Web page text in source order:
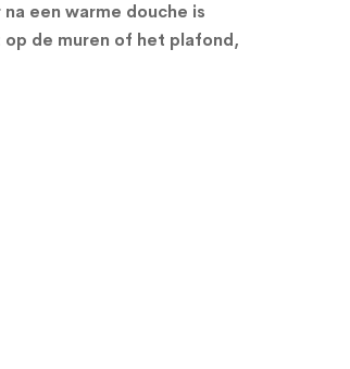
een warme douche is
op de muren of het plafond,